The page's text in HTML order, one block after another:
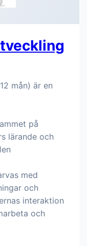
mån) är en
på
lärande och
med
och
interaktion
och